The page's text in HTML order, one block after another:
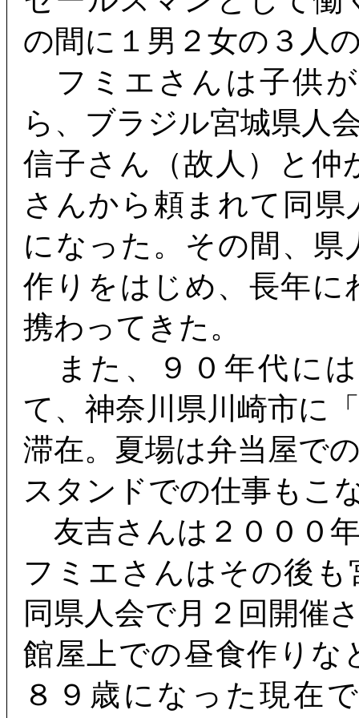
の間に１男２女の３人
フミエさんは子供
ら、ブラジル宮城県人
信子さん（故人）と仲
さんから頼まれて同
になった。その間、
作りをはじめ、長年に
携わってきた。
また、９０年代に
て、神奈川県川崎市に
滞在。夏場は弁当屋で
スタンドでの仕事もこ
友吉さんは２０００
フミエさんはその後
同県人会で月２回開催
館屋上での昼食作りな
８９歳になった現在